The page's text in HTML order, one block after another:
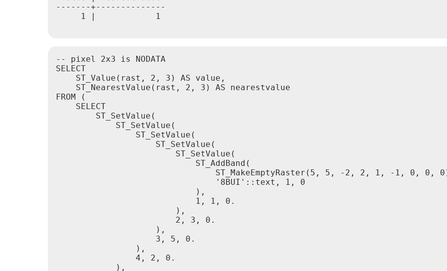
-------+--------------
     1 |            1
-- pixel 2x3 is NODATA
SELECT
    ST_Value(rast, 2, 3) AS value,
    ST_NearestValue(rast, 2, 3) AS nearestvalue
FROM (
    SELECT
        ST_SetValue(
            ST_SetValue(
                ST_SetValue(
                    ST_SetValue(
                        ST_SetValue(
                            ST_AddBand(
ST_MakeEmptyRaster(5, 5, -2, 2, 1, -1, 0, 0,
                                '8BUI'::text, 1, 0
                            ),
                            1, 1, 0.
                        ),
                        2, 3, 0.
                    ),
                    3, 5, 0.
                ),
                4, 2, 0.
            ),